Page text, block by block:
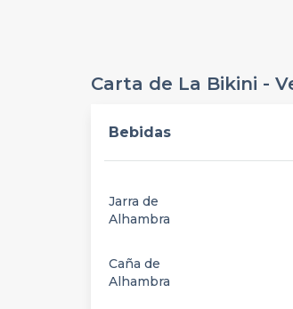
Carta de La Bikini -
Bebidas
Jarra de
Alhambra
Caña de
Alhambra